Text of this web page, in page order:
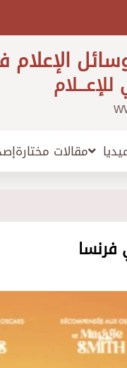
الإعلام
للإعـــلام
مقالات مختارة
فرنسا